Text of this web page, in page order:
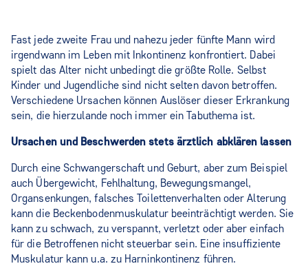
Fast jede zweite Frau und nahezu jeder fünfte Mann wird
irgendwann im Leben mit Inkontinenz konfrontiert. Dabei
spielt das Alter nicht unbedingt die größte Rolle. Selbst
Kinder und Jugendliche sind nicht selten davon betroffen.
Verschiedene Ursachen können Auslöser dieser Erkrankung
sein, die hierzulande noch immer ein Tabuthema ist.
Ursachen und Beschwerden stets ärztlich abklären lassen
Durch eine Schwangerschaft und Geburt, aber zum Beispiel
auch Übergewicht, Fehlhaltung, Bewegungsmangel,
Organsenkungen, falsches Toilettenverhalten oder Alterung
kann die Beckenbodenmuskulatur beeinträchtigt werden. Sie
kann zu schwach, zu verspannt, verletzt oder aber einfach
für die Betroffenen nicht steuerbar sein. Eine insuffiziente
Muskulatur kann u.a. zu Harninkontinenz führen.